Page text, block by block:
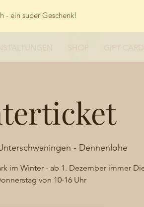
- ein super Geschenk!
- Dennenlohe
im Winter - ab 1. Dezember immer
von 10-16 Uhr